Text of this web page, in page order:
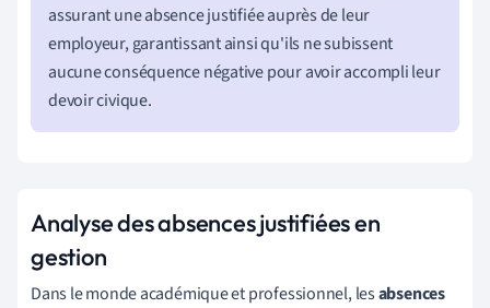
assurant une absence justifiée auprès de leur
employeur, garantissant ainsi qu'ils ne subissent
aucune conséquence négative pour avoir accompli leur
devoir civique.
Analyse des absences justifiées en
gestion
Dans le monde académique et professionnel, lesabsences